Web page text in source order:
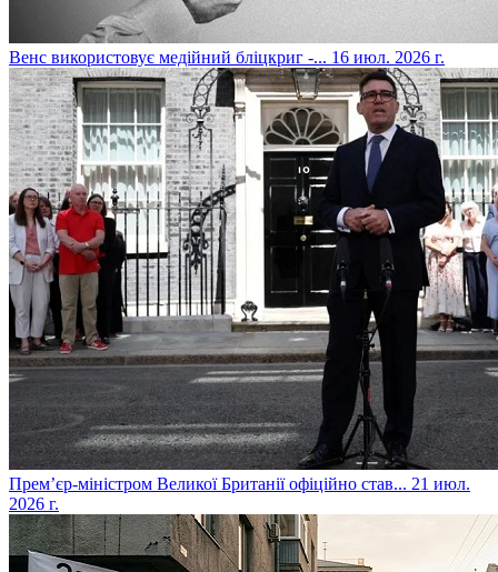
​Венс використовує медійний бліцкриг -... 16 июл. 2026 г.
​Прем’єр-міністром Великої Британії офіційно став... 21 июл.
2026 г.